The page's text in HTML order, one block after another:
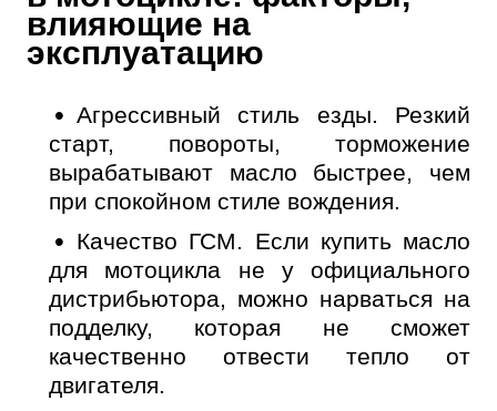
влияющие на
эксплуатацию
Агрессивный стиль езды. Резкий
старт, повороты, торможение
вырабатывают масло быстрее, чем
при спокойном стиле вождения.
Качество ГСМ. Если купить масло
для мотоцикла не у официального
дистрибьютора, можно нарваться на
подделку, которая не сможет
качественно отвести тепло от
двигателя.